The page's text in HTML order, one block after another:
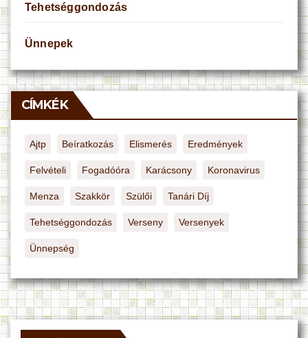
Tehetséggondozás
Ünnepek
CÍMKÉK
Ajtp Beíratkozás Elismerés Eredmények
Felvételi Fogadóóra Karácsony Koronavirus
Menza Szakkör Szülői Tanári Díj
Tehetséggondozás Verseny Versenyek
Ünnepség